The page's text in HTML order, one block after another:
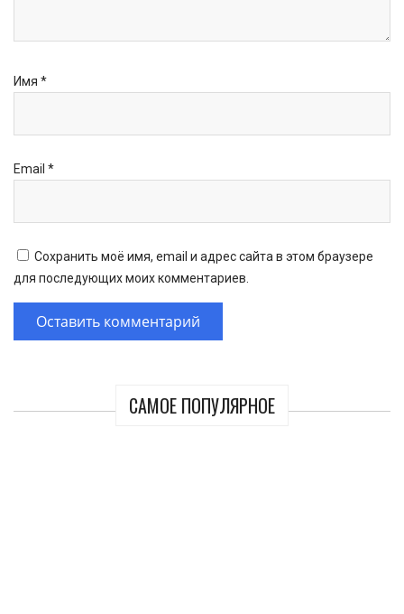
САМОЕ ПОПУЛЯРНОЕ
Имя *
Email *
Сохранить моё имя, email и адрес сайта в этом браузере
для последующих моих комментариев.